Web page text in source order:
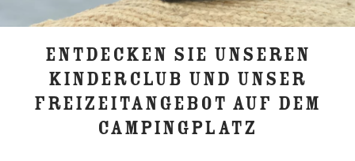
ENTDECKEN SIE UNSEREN
KINDERCLUB UND UNSER
FREIZEITANGEBOT AUF DEM
CAMPINGPLATZ